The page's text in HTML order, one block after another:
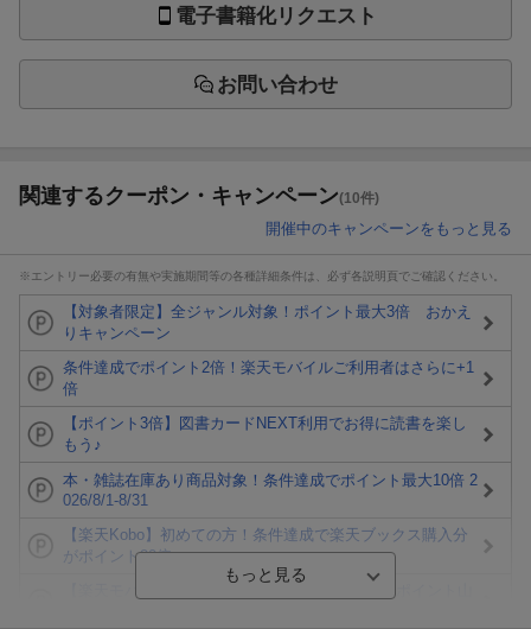
電子書籍化リクエスト
お問い合わせ
関連するクーポン・キャンペーン(10件)
開催中のキャンペーンをもっと見る
※エントリー必要の有無や実施期間等の各種詳細条件は、必ず各説明頁でご確認ください。
【対象者限定】全ジャンル対象！ポイント最大3倍 おかえ
りキャンペーン
条件達成でポイント2倍！楽天モバイルご利用者はさらに+1
倍
【ポイント3倍】図書カードNEXT利用でお得に読書を楽し
もう♪
本・雑誌在庫あり商品対象！条件達成でポイント最大10倍 2
026/8/1-8/31
【楽天Kobo】初めての方！条件達成で楽天ブックス購入分
がポイント20倍